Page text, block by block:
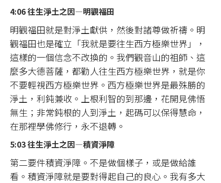
4:06 往生淨土之因—明觀福田
明觀福田就是對淨土獻供，然後對諸尊做祈禱。明
觀福田也是確立「我就是要往生西方極樂世界」，
這樣的一個信念不改換的。我們觀音山的祖師、這
麼多大德菩薩，都勸人往生西方極樂世界，就是你
不要輕視西方極樂世界。西方極樂世界是最殊勝的
淨土，利鈍兼收。上根利智的到那邊，花開見佛悟
無生；非常鈍根的人到淨土，起碼可以保得慧命，
在那裡學佛修行，永不退轉。
5:03 往生淨土之因—積資淨障
第二要件積資淨障。不是做個樣子，或是做給誰
看。積資淨障就是要對得起自己的良心。我有多大